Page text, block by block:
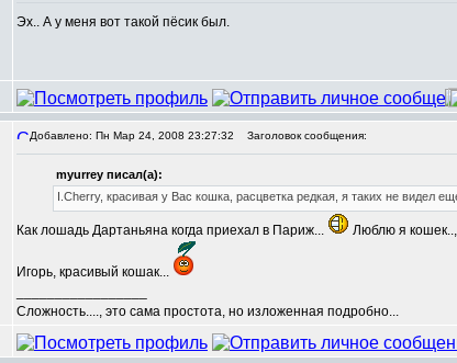
Эх.. А у меня вот такой пёсик был.
Добавлено: Пн Мар 24, 2008 23:27:32 Заголовок сообщения:
myurrey писал(а):
I.Cherry, красивая у Вас кошка, расцветка редкая, я таких не видел
Как лошадь Дартаньяна когда приехал в Париж... Люблю я кошек..,
Игорь, красивый кошак...
Сложность...., это сама простота, но изложенная подробно...